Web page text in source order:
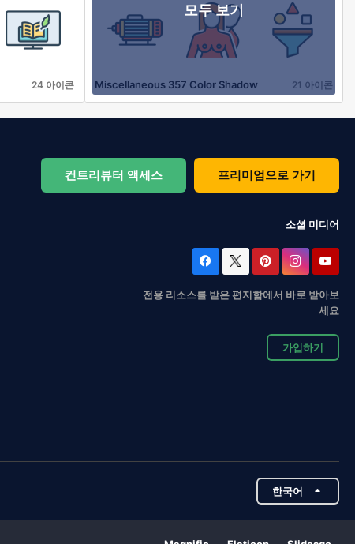
24 아이콘
모두 보기
Miscellaneous 357 Color Shadow 21 아이콘
컨트리뷰터 액세스 프리미엄으로 가기
소셜 미디어
전용 리소스를 받은 편지함에서 바로 받아보
세요
가입하기
한국어